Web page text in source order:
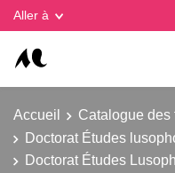
Aller à
Accueil Catalogue des
Doctorat Études
Doctorat Études
Gestion des cookies